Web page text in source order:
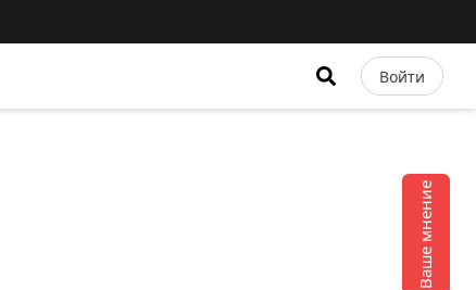
Войти
Ваше мнение